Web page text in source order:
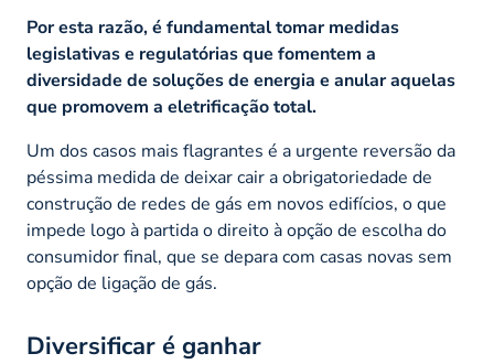
Por esta razão, é fundamental tomar medidas
legislativas e regulatórias que fomentem a
diversidade de soluções de energia e anular aquelas
que promovem a eletrificação total.
Um dos casos mais flagrantes é a urgente reversão da
péssima medida de deixar cair a obrigatoriedade de
construção de redes de gás em novos edifícios, o que
impede logo à partida o direito à opção de escolha do
consumidor final, que se depara com casas novas sem
opção de ligação de gás.
Diversificar é ganhar